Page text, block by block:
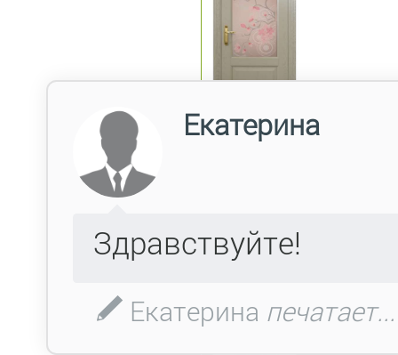
Эпир 7 крем патина
ПО бронза 5